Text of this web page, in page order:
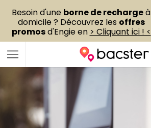
Besoin d'une borne de rechargeà
domicile ? Découvrez les offres
promosd'Engie en > Cliquant ici ! <